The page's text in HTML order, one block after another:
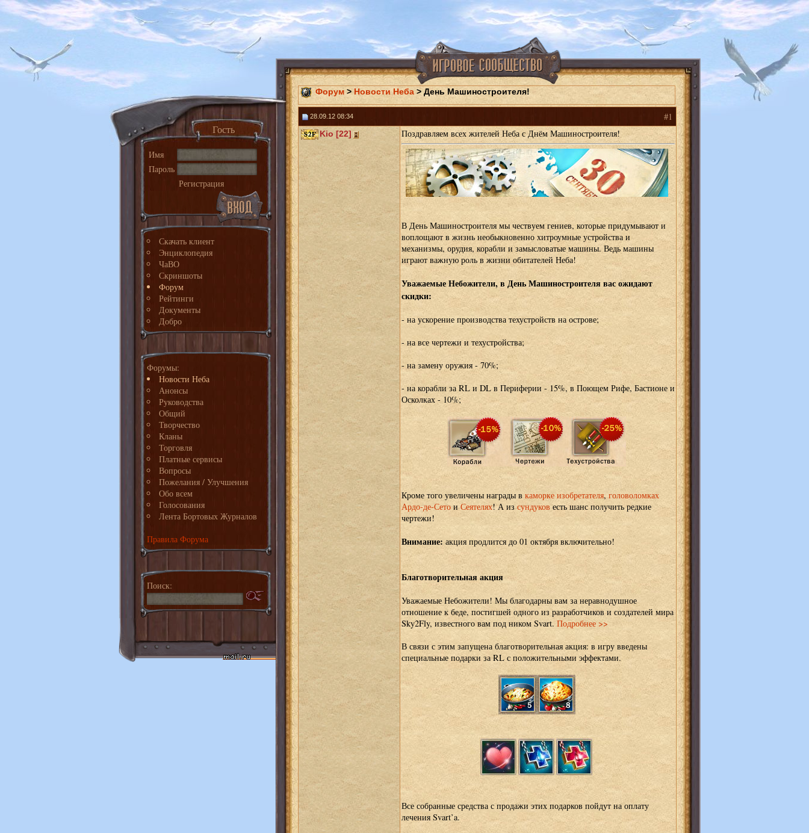
Гость
Имя
Пароль
Регистрация
Скачать клиент
Энциклопедия
ЧаВО
Скриншоты
Форум
Рейтинги
Документы
Добро
Форумы:
Новости Неба
Анонсы
Руководства
Общий
Творчество
Кланы
Торговля
Платные сервисы
Вопросы
Пожелания / Улучшения
Обо всем
Голосования
Лента Бортовых Журналов
Правила Форума
Поиск:
Форум> Новости Неба> День Машиностроителя!
28.09.12 08:34 #1
Kio [22] Поздравляем всех жителей Неба с Днём Машиностроителя!
В День Машиностроителя мы чествуем гениев, которые придумывают и
воплощают в жизнь необыкновенно хитроумные устройства и
механизмы, орудия, корабли и замысловатые машины. Ведь машины
играют важную роль в жизни обитателей Неба!
Уважаемые Небожители, в День Машиностроителя вас ожидают
скидки:
- на ускорение производства техустройств на острове;
- на все чертежи и техустройства;
- на замену оружия - 70%;
- на корабли за RL и DL в Периферии - 15%, в Поющем Рифе, Бастионе и
Осколках - 10%;
Кроме того увеличены награды в каморке изобретателя, головоломках
Ардо-де-СетоиСеятелях! А изсундуковесть шанс получить редкие
чертежи!
Внимание: акция продлится до 01 октября включительно!
Благотворительная акция
Уважаемые Небожители! Мы благодарны вам за неравнодушное
отношение к беде, постигшей одного из разработчиков и создателей мира
Sky2Fly, известного вам под ником Svart. Подробнее >>
В связи с этим запущена благотворительная акция: в игру введены
специальные подарки за RL с положительными эффектами.
Все собранные средства с продажи этих подарков пойдут на оплату
лечения Svart’a.